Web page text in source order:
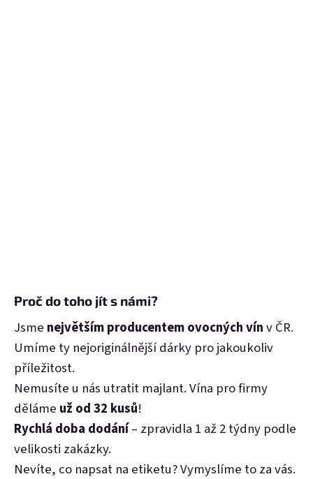
Proč do toho jít s námi?
Jsme největším producentem ovocných vínv ČR.
Umíme ty nejoriginálnější dárky pro jakoukoliv
příležitost.
Nemusíte u nás utratit majlant. Vína pro firmy
děláme už od 32 kusů!
Rychlá doba dodání– zpravidla 1 až 2 týdny podle
velikosti zakázky.
Nevíte, co napsat na etiketu? Vymyslíme to za vás.